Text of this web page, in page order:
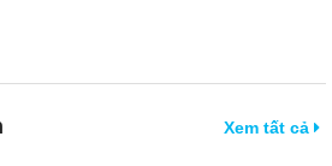
Xem tất cả